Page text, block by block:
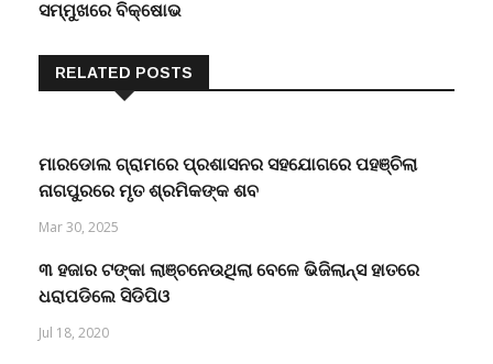
ସମ୍ମୁଖରେ ବିକ୍ଷୋଭ
RELATED POSTS
ମାରଡୋଲ ଗ୍ରାମରେ ପ୍ରଶାସନର ସହଯୋଗରେ ପହଞ୍ଚିଲା
ନାଗପୁରରେ ମୃତ ଶ୍ରମିକଙ୍କ ଶବ
Mar 30, 2025
୩ ହଜାର ଟଙ୍କା ଲାଞ୍ଚନେଉଥିଲା ବେଳେ ଭିଜିଲାନ୍ସ ହାତରେ
ଧରାପଡିଲେ ସିଡିପିଓ
Jul 18, 2020